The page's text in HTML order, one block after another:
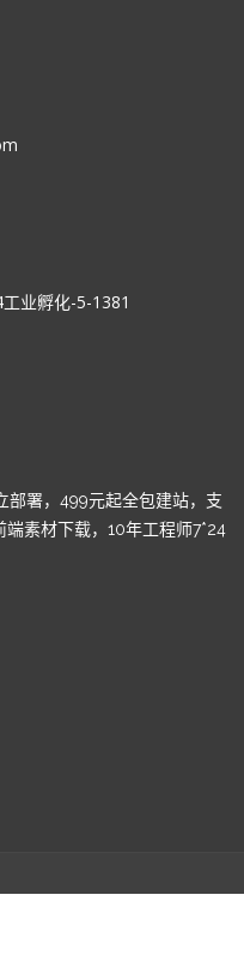
业孵化-5-1381
部署，499元起全包建站，支
素材下载，10年工程师7*24
|津ICP备2022009011|